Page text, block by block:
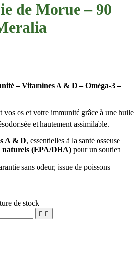
de Morue – 90
– Vitamines A & D – Oméga-3 –
vos os et votre immunité grâce à une huile
et hautement assimilable.
A & D, essentielles à la santé osseuse
naturels (EPA/DHA) pour un soutien
sans odeur, issue de poissons
de stock
 